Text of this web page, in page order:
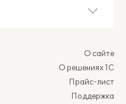
О сайте
О решениях 1С
Прайс-лист
Поддержка